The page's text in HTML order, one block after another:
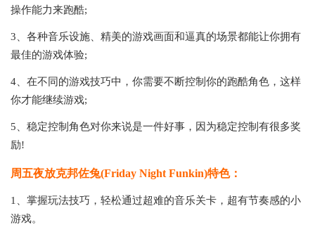
操作能力来跑酷;
3、各种音乐设施、精美的游戏画面和逼真的场景都能让你拥有
最佳的游戏体验;
4、在不同的游戏技巧中，你需要不断控制你的跑酷角色，这样
你才能继续游戏;
5、稳定控制角色对你来说是一件好事，因为稳定控制有很多奖
励!
周五夜放克邦佐兔(Friday Night Funkin)特色：
1、掌握玩法技巧，轻松通过超难的音乐关卡，超有节奏感的小
游戏。